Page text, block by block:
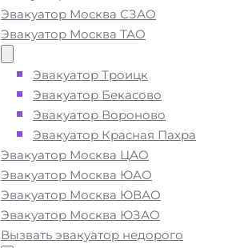
Эвакуатор Москва СЗАО
Эвакуатор Москва ТАО
Эвакуатор Троицк
Эвакуатор Бекасово
Эвакуатор Вороново
Эвакуатор Красная Пахра
Эвакуатор Москва ЦАО
Эвакуатор Москва ЮАО
Эвакуатор Москва ЮВАО
Эвакуатор Москва ЮЗАО
Вызвать эвакуатор недорого
эвакуатор в
Москва
Митино дешево -
срочном вызове,
эвакуатора в Митино
за 15 минут